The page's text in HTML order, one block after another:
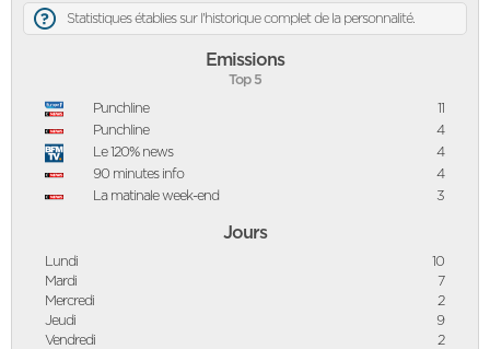
Statistiques établies sur l'historique complet de la personnalité.
Emissions
Top 5
Punchline
11
Punchline
4
Le 120% news
4
90 minutes info
4
La matinale week-end
3
Jours
Lundi
10
Mardi
7
Mercredi
2
Jeudi
9
Vendredi
2